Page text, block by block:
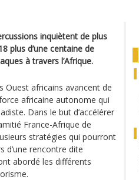
inquiètent de plus
plus d’une centaine de
à travers l’Afrique.
Ouest africains avancent de
africaine autonome qui
Dans le but d’accélérer
France-Afrique de
stratégies qui pourront
d’une rencontre dite
abordé les différents